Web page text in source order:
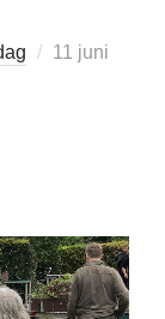
Geplaatst
11 juni